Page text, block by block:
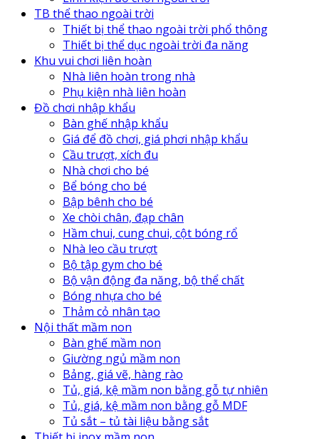
TB thể thao ngoài trời
Thiết bị thể thao ngoài trời phổ thông
Thiết bị thể dục ngoài trời đa năng
Khu vui chơi liên hoàn
Nhà liên hoàn trong nhà
Phụ kiện nhà liên hoàn
Đồ chơi nhập khẩu
Bàn ghế nhập khẩu
Giá để đồ chơi, giá phơi nhập khẩu
Cầu trượt, xích đu
Nhà chơi cho bé
Bể bóng cho bé
Bập bênh cho bé
Xe chòi chân, đạp chân
Hầm chui, cung chui, cột bóng rổ
Nhà leo cầu trượt
Bộ tập gym cho bé
Bộ vận động đa năng, bộ thể chất
Bóng nhựa cho bé
Thảm cỏ nhân tạo
Nội thất mầm non
Bàn ghế mầm non
Giường ngủ mầm non
Bảng, giá vẽ, hàng rào
Tủ, giá, kệ mầm non bằng gỗ tự nhiên
Tủ, giá, kệ mầm non bằng gỗ MDF
Tủ sắt – tủ tài liệu bằng sắt